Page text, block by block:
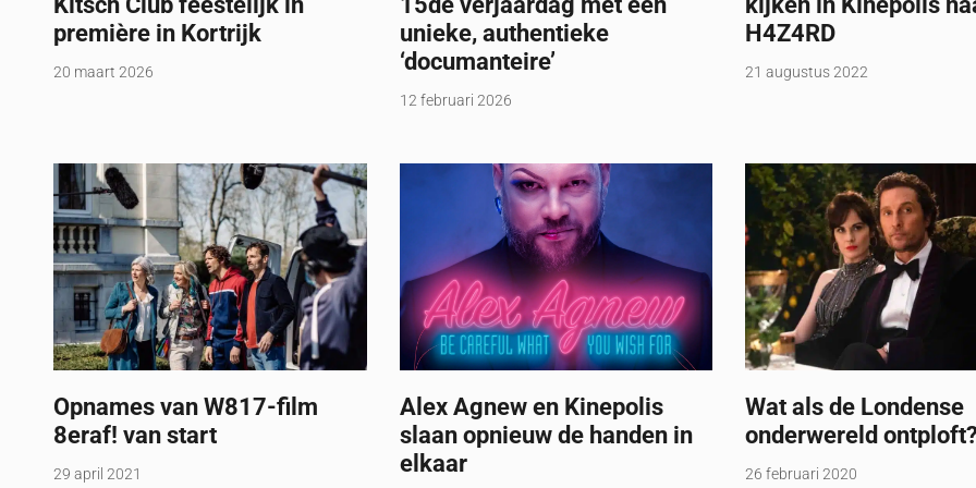
première in Kortrijk
20 maart 2026
unieke, authentieke
‘documanteire’
12 februari 2026
H4Z4RD
21 augustus 2022
Opnames van W817-film
8eraf! van start
29 april 2021
Alex Agnew en Kinepolis
slaan opnieuw de handen in
elkaar
Wat als de Londense
onderwereld
26 februari 2020